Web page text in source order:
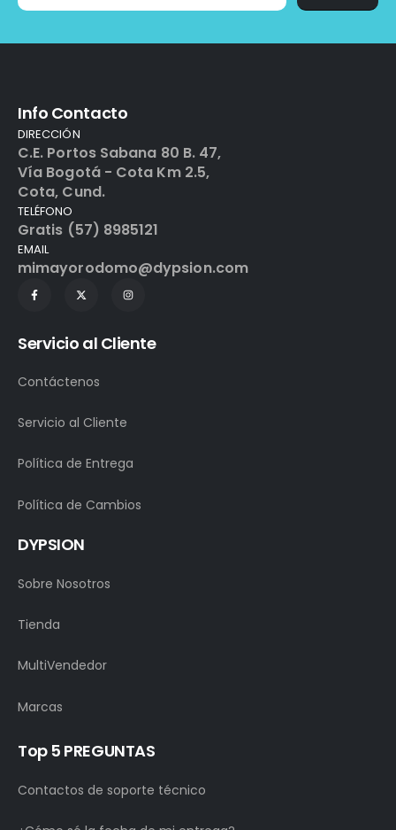
Info Contacto
DIRECCIÓN
C.E. Portos Sabana 80 B. 47,
Vía Bogotá - Cota Km 2.5,
Cota, Cund.
TELÉFONO
Gratis (57) 8985121
EMAIL
mimayorodomo@dypsion.com
Servicio al Cliente
Contáctenos
Servicio al Cliente
Política de Entrega
Política de Cambios
DYPSION
Sobre Nosotros
Tienda
MultiVendedor
Marcas
Top 5 PREGUNTAS
Contactos de soporte técnico